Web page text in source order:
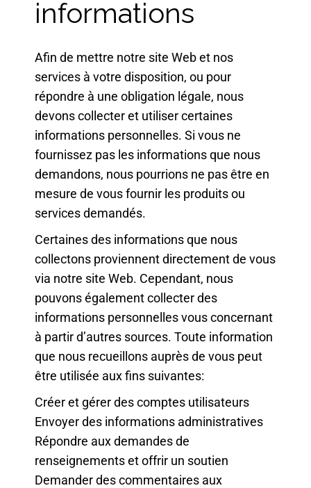
informations
Afin de mettre notre site Web et nos
services à votre disposition, ou pour
répondre à une obligation légale, nous
devons collecter et utiliser certaines
informations personnelles. Si vous ne
fournissez pas les informations que nous
demandons, nous pourrions ne pas être en
mesure de vous fournir les produits ou
services demandés.
Certaines des informations que nous
collectons proviennent directement de vous
via notre site Web. Cependant, nous
pouvons également collecter des
informations personnelles vous concernant
à partir d’autres sources. Toute information
que nous recueillons auprès de vous peut
être utilisée aux fins suivantes:
Créer et gérer des comptes utilisateurs
Envoyer des informations administratives
Répondre aux demandes de
renseignements et offrir un soutien
Demander des commentaires aux